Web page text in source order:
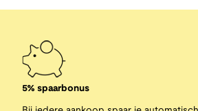
5% spaarbonus